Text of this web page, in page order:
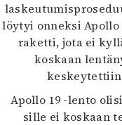
löytyi onneksi
raketti, jota ei
koskaan
keskeytettiin
Apollo 19 -lento
sille ei koskaan